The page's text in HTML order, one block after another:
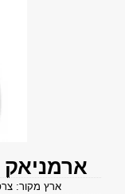
ארמניאק
ארץ מקור: